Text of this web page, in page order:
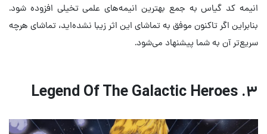
انیمه کد گیاس به جمع بهترین انیمه‌های علمی تخیلی افزوده شود.
بنابراین اگر تاکنون موفق به تماشای این اثر زیبا نشده‌اید، تماشای هرچه
سریع‌تر آن به شما پیشنهاد می‌شود.
۳. Legend Of The Galactic Heroes